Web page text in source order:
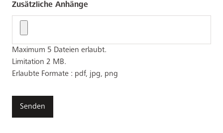
Zusätzliche Anhänge
Maximum 5 Dateien erlaubt.
Limitation 2 MB.
Erlaubte Formate : pdf, jpg, png